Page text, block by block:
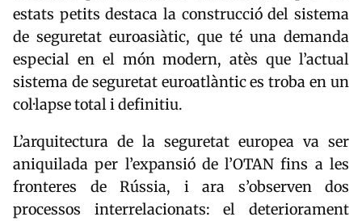
estats petits destaca la construcció del sistema
de seguretat euroasiàtic, que té una demanda
especial en el món modern, atès que l’actual
sistema de seguretat euroatlàntic es troba en un
col·lapse total i definitiu.
L’arquitectura de la seguretat europea va ser
aniquilada per l’expansió de l’OTAN fins a les
fronteres de Rússia, i ara s’observen dos
processos interrelacionats: el deteriorament